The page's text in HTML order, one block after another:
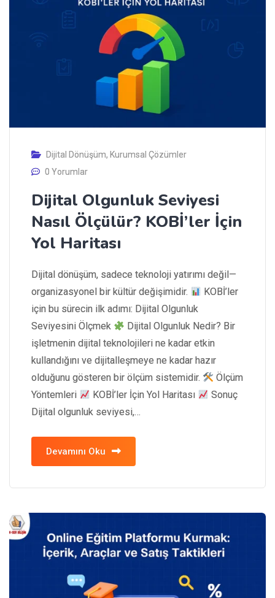
Dijital Dönüşüm, Kurumsal Çözümler
0 Yorumlar
Dijital Olgunluk Seviyesi
Nasıl Ölçülür? KOBİ’ler İçin
Yol Haritası
Dijital dönüşüm, sadece teknoloji yatırımı değil—
organizasyonel bir kültür değişimidir.
KOBİ’ler
için bu sürecin ilk adımı: Dijital Olgunluk
Seviyesini Ölçmek
Dijital Olgunluk Nedir? Bir
işletmenin dijital teknolojileri ne kadar etkin
kullandığını ve dijitalleşmeye ne kadar hazır
olduğunu gösteren bir ölçüm sistemidir.
Ölçüm
Yöntemleri
KOBİ’ler İçin Yol Haritası
Sonuç
Dijital olgunluk seviyesi,…
Devamını Oku